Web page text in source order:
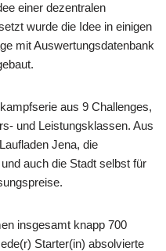
einer dezentralen
wurde die Idee in einigen
mit Auswertungsdatenbank
aus 9 Challenges,
und Leistungsklassen. Aus
Jena, die
auch die Stadt selbst für
insgesamt knapp 700
Starter(in) absolvierte